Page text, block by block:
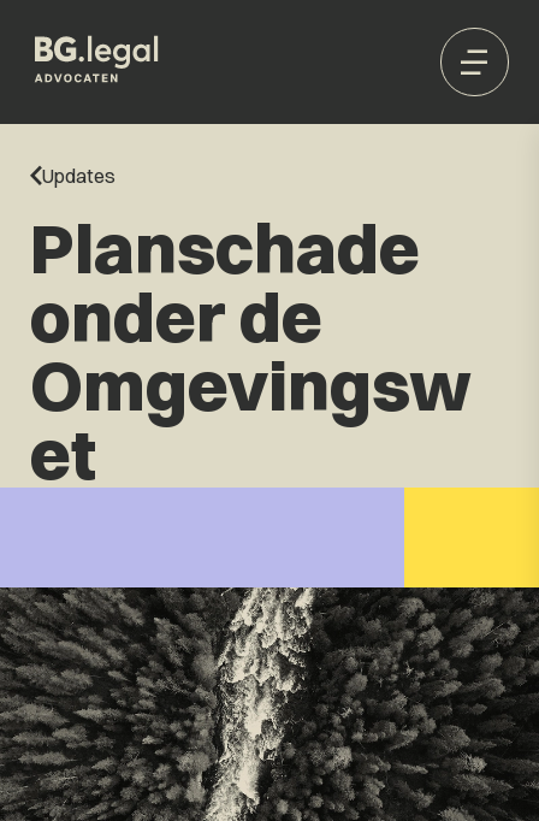
Updates
Planschade
onder de
Omgevingsw
et